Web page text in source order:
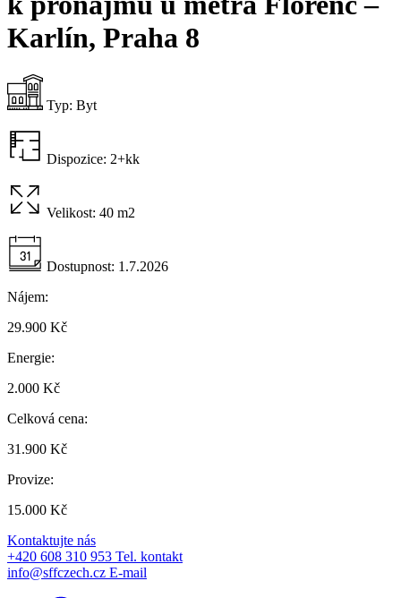
Karlín, Praha 8
Typ: Byt
Dispozice: 2+kk
Velikost: 40 m2
Dostupnost: 1.7.2026
Nájem:
29.900 Kč
Energie:
2.000 Kč
Celková cena:
31.900 Kč
Provize:
15.000 Kč
Kontaktujte nás
+420 608 310 953 Tel. kontakt
info@sffczech.cz E-mail